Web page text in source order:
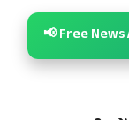
📢 Free